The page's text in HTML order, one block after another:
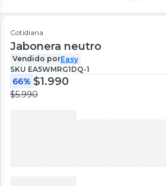
Cotidiana
Jabonera neutro
Vendido porEasy
SKU EA5WMRG1DQ-1
66% $1.990
$5.990